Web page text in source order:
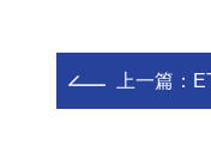
上一篇：